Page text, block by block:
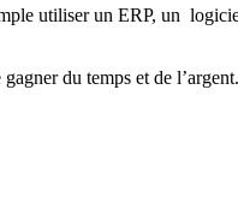
utiliser un ERP, un
du temps et de l’argent.